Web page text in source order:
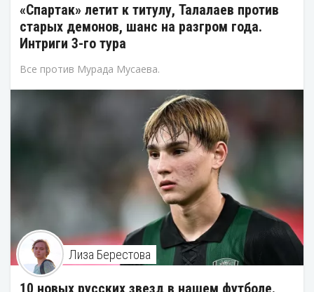
«Спартак» летит к титулу, Талалаев против
старых демонов, шанс на разгром года.
Интриги 3-го тура
Все против Мурада Мусаева.
Лиза Берестова
10 новых русских звезд в нашем футболе.